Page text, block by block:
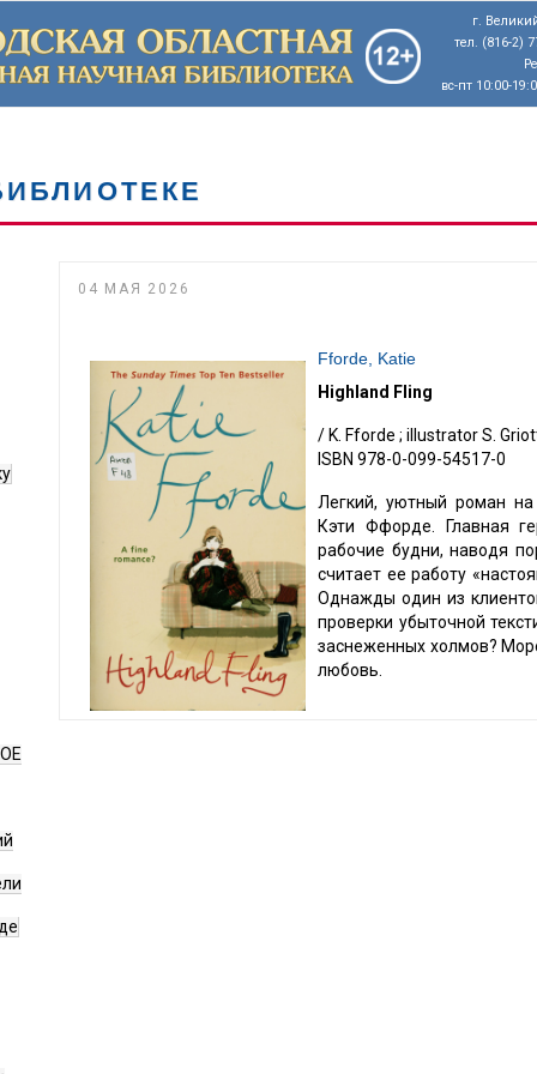
г.
тел. (816-2)
вс-пт 10:00-
04 МАЯ 2026
Fforde, Katie
Highland Fling
/ K. Fforde ; illustrator S.
ISBN 978-0-099-54517-0
Легкий, уютный роман на
Кэти Ффорде. Главная
рабочие будни, наводя
считает ее работу
Однажды один из
проверки убыточной
заснеженных холмов?
любовь.